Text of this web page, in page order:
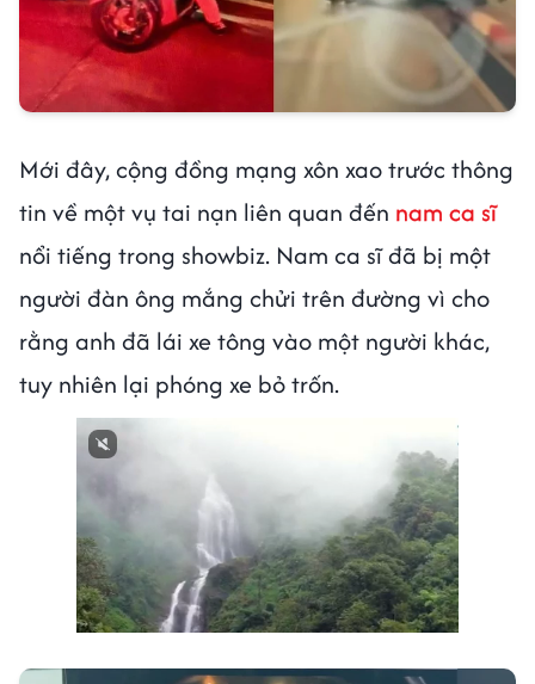
Mới đây, cộng đồng mạng xôn xao trước thông
tin về một vụ tai nạn liên quan đến nam ca sĩ
nổi tiếng trong showbiz. Nam ca sĩ đã bị một
người đàn ông mắng chửi trên đường vì cho
rằng anh đã lái xe tông vào một người khác,
tuy nhiên lại phóng xe bỏ trốn.
Next video in 3 Cancel